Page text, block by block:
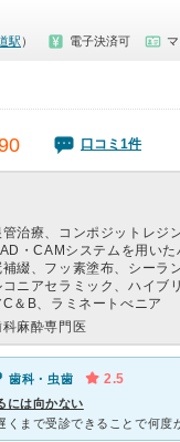
駅 ） 電子決済可
口コミ1件
管治療、コンポジットレジ
・CAMシステムを用い
補綴、フッ素塗布、シーラ
コニアセラミック、ハイブ
C＆B、ラミネートべニア
科麻酔専門医
歯科・虫歯 2.5
には向かない